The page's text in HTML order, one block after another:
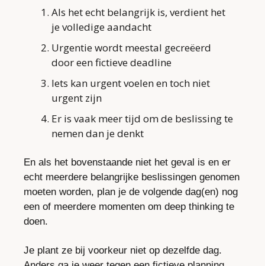
Als het echt belangrijk is, verdient het
je volledige aandacht
Urgentie wordt meestal gecreëerd
door een fictieve deadline
Iets kan urgent voelen en toch niet
urgent zijn
Er is vaak meer tijd om de beslissing te
nemen dan je denkt
En als het bovenstaande niet het geval is en er
echt meerdere belangrijke beslissingen genomen
moeten worden, plan je de volgende dag(en) nog
een of meerdere momenten om deep thinking te
doen.
Je plant ze bij voorkeur niet op dezelfde dag.